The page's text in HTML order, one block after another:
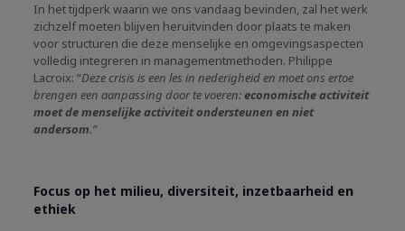
In het tijdperk waarin we ons vandaag bevinden, zal het werk
zichzelf moeten blijven heruitvinden door plaats te maken
voor structuren die deze menselijke en omgevingsaspecten
volledig integreren in managementmethoden. Philippe
Lacroix: “Deze crisis is een les in nederigheid en moet ons ertoe
brengen een aanpassing door te voeren:economische activiteit
moet de menselijke activiteit ondersteunen en niet
andersom.”
Focus op het milieu, diversiteit, inzetbaarheid en
ethiek